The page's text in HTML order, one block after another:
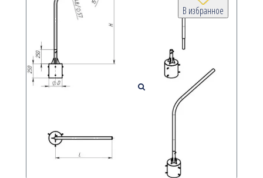
В избранное